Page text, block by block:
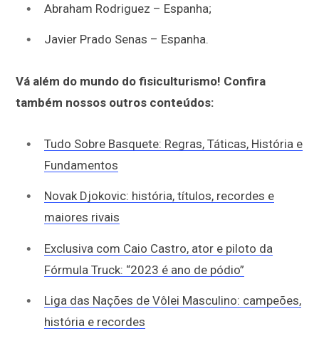
Abraham Rodriguez – Espanha;
Javier Prado Senas – Espanha.
Vá além do mundo do fisiculturismo! Confira
também nossos outros conteúdos:
Tudo Sobre Basquete: Regras, Táticas, História e
Fundamentos
Novak Djokovic: história, títulos, recordes e
maiores rivais
Exclusiva com Caio Castro, ator e piloto da
Fórmula Truck: “2023 é ano de pódio”
Liga das Nações de Vôlei Masculino: campeões,
história e recordes